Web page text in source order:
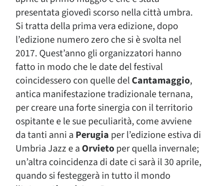
presentata giovedì scorso nella città umbra.
Si tratta della prima vera edizione, dopo
l’edizione numero zero che si è svolta nel
2017. Quest’anno gli organizzatori hanno
fatto in modo che le date del festival
coincidessero con quelle delCantamaggio,
antica manifestazione tradizionale ternana,
per creare una forte sinergia con il territorio
ospitante e le sue peculiarità, come avviene
da tanti anni a Perugia per l’edizione estiva di
Umbria Jazz e a Orvietoper quella invernale;
un’altra coincidenza di date ci sarà il 30 aprile,
quando si festeggerà in tutto il mondo